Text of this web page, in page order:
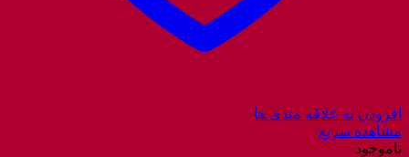
افزودن به علاقه مندی ها
مشاهده سریع
ناموجود